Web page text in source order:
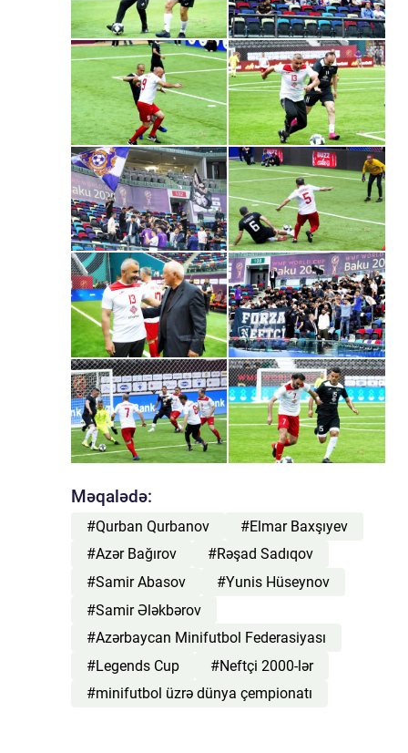
Məqalədə:
#Qurban Qurbanov
#Elmar Baxşıyev
#Azər Bağırov
#Rəşad Sadıqov
#Samir Abasov
#Yunis Hüseynov
#Samir Ələkbərov
#Azərbaycan Minifutbol Federasiyası
#Legends Cup
#Neftçi 2000-lər
#minifutbol üzrə dünya çempionatı